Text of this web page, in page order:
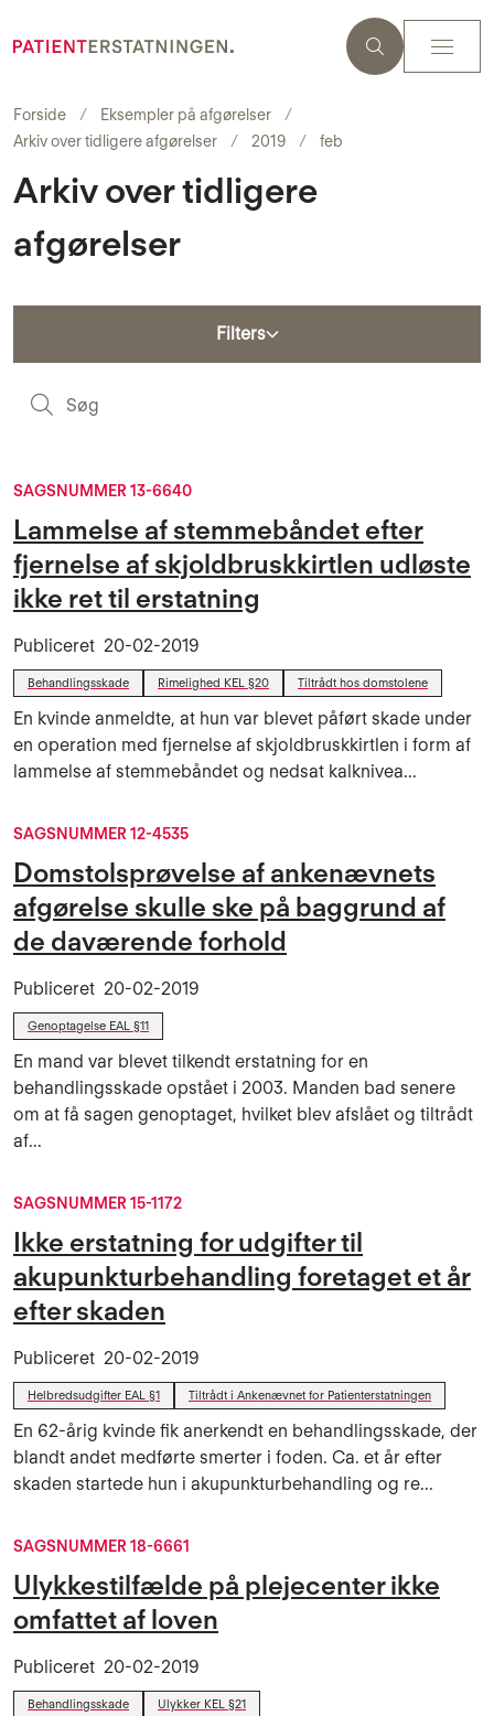
Forside
Eksempler på afgørelser
Arkiv over tidligere afgørelser
2019 feb
Arkiv over tidligere
afgørelser
Filters
SAGSNUMMER 13-6640
Lammelse af stemmebåndet efter
fjernelse af skjoldbruskkirtlen udløste
ikke ret til erstatning
Publiceret 20-02-2019
Behandlingsskade Rimelighed KEL §20 Tiltrådt hos domstolene
En kvinde anmeldte, at hun var blevet påført skade under
en operation med fjernelse af skjoldbruskkirtlen i form af
lammelse af stemmebåndet og nedsat kalknivea...
SAGSNUMMER 12-4535
Domstolsprøvelse af ankenævnets
afgørelse skulle ske på baggrund af
de daværende forhold
Publiceret 20-02-2019
Genoptagelse EAL §11
En mand var blevet tilkendt erstatning for en
behandlingsskade opstået i 2003. Manden bad senere
om at få sagen genoptaget, hvilket blev afslået og tiltrådt
af...
SAGSNUMMER 15-1172
Ikke erstatning for udgifter til
akupunkturbehandling foretaget et år
efter skaden
Publiceret 20-02-2019
Helbredsudgifter EAL §1 Tiltrådt i Ankenævnet for Patienterstatningen
En 62-årig kvinde fik anerkendt en behandlingsskade, der
blandt andet medførte smerter i foden. Ca. et år efter
skaden startede hun i akupunkturbehandling og re...
SAGSNUMMER 18-6661
Ulykkestilfælde på plejecenter ikke
omfattet af loven
Publiceret 20-02-2019
Behandlingsskade Ulykker KEL §21